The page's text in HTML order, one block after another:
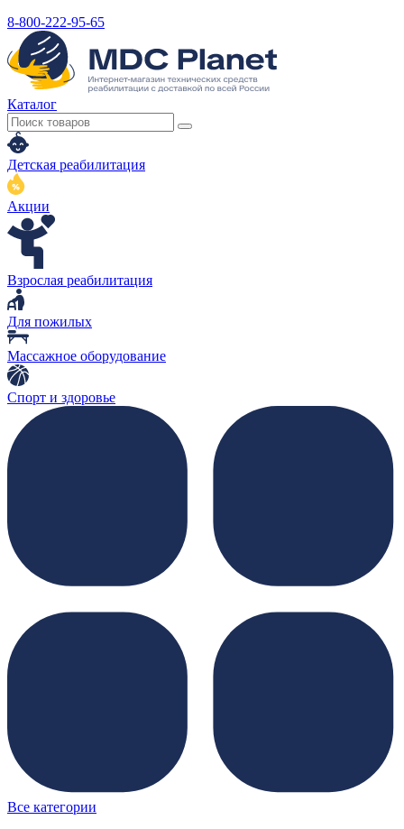
8-800-222-95-65
Каталог
Детская реабилитация
Акции
Взрослая реабилитация
Для пожилых
Массажное оборудование
Спорт и здоровье
Все категории